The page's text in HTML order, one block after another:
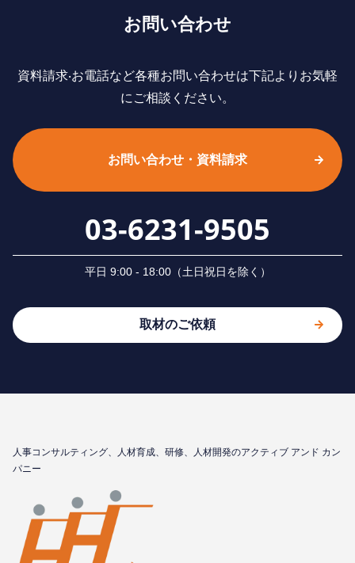
お問い合わせ
資料請求‧お電話など各種お問い合わせは下記よりお気軽
にご相談ください。
お問い合わせ・資料請求
03-6231-9505
平⽇ 9:00 - 18:00（⼟⽇祝⽇を除く）
取材のご依頼
⼈事コンサルティング、⼈材育成、研修、⼈材開発のアクティブ アンド カン
パニー